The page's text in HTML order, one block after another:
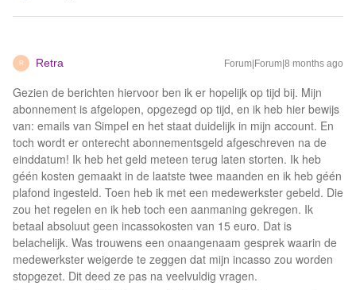
R Retra Forum|Forum|8 months ago
Gezien de berichten hiervoor ben ik er hopelijk op tijd bij. Mijn
abonnement is afgelopen, opgezegd op tijd, en ik heb hier bewijs
van: emails van Simpel en het staat duidelijk in mijn account. En
toch wordt er onterecht abonnementsgeld afgeschreven na de
einddatum! Ik heb het geld meteen terug laten storten. Ik heb
géén kosten gemaakt in de laatste twee maanden en ik heb géén
plafond ingesteld. Toen heb ik met een medewerkster gebeld. Die
zou het regelen en ik heb toch een aanmaning gekregen. Ik
betaal absoluut geen incassokosten van 15 euro. Dat is
belachelijk. Was trouwens een onaangenaam gesprek waarin de
medewerkster weigerde te zeggen dat mijn incasso zou worden
stopgezet. Dit deed ze pas na veelvuldig vragen.